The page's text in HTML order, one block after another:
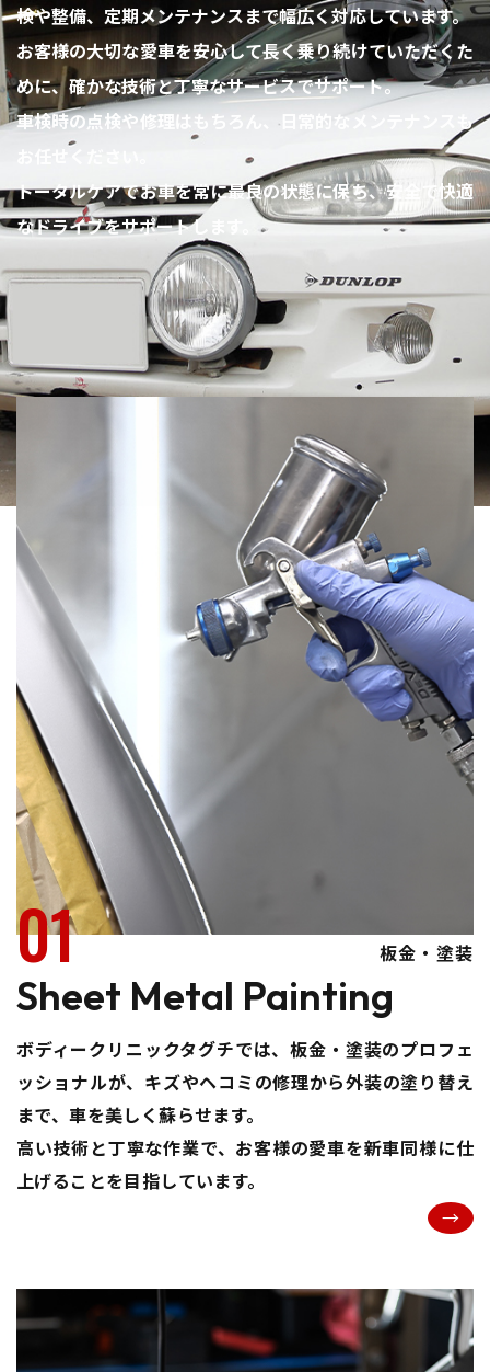
検や整備、定期メンテナンスまで幅広く対応しています。
お客様の大切な愛車を安心して長く乗り続けていただくた
めに、確かな技術と丁寧なサービスでサポート。
車検時の点検や修理はもちろん、日常的なメンテナンスも
トータルケアでお車を常に最良の状態に保ち、安全で快適
なドライブをサポートします。
01 板金・塗装
Sheet Metal Painting
ボディークリニックタグチでは、板金・塗装のプロフェ
ッショナルが、キズやヘコミの修理から外装の塗り替え
まで、車を美しく蘇らせます。
高い技術と丁寧な作業で、お客様の愛車を新車同様に仕
上げることを目指しています。